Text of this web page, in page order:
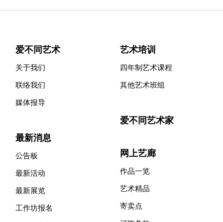
爱不同艺术
关于我们
联络我们
媒体报导
最新消息
公告板
最新活动
最新展览
工作坊报名
艺术培训
四年制艺术课程
其他艺术班组
爱不同艺术家
网上艺廊
作品一览
艺术精品
寄卖点